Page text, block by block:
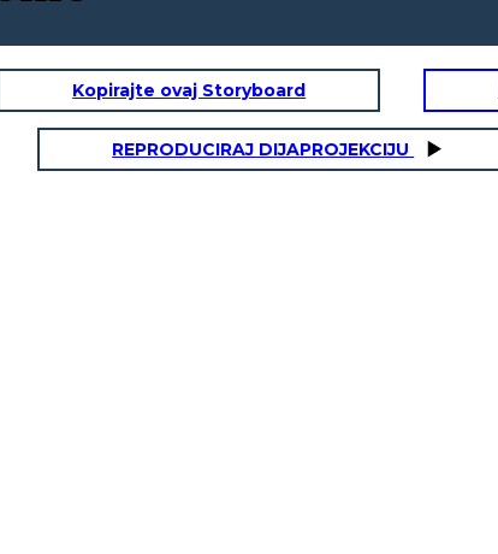
Kopirajte ovaj Storyboard
REPRODUCIRAJ DIJAPROJEKCIJU